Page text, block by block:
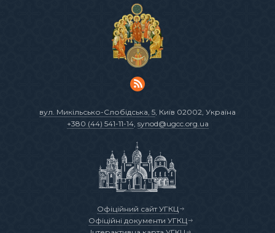
вул. Микільсько-Слобідська, 5 , Київ 02002, Україна
+380 (44) 541-11-14, synod@ugcc.org.ua
Офіційний сайт УГКЦ
Офіційні документи УГКЦ